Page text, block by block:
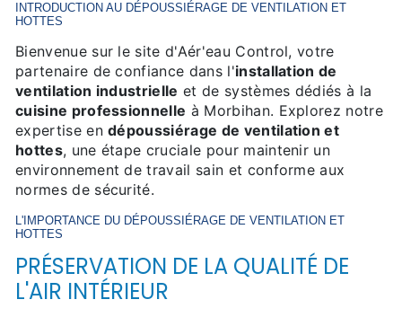
INTRODUCTION AU DÉPOUSSIÉRAGE DE VENTILATION ET
HOTTES
Bienvenue sur le site d'Aér'eau Control, votre
partenaire de confiance dans l'installation de
ventilation industrielle et de systèmes dédiés à la
cuisine professionnelle à Morbihan. Explorez notre
expertise endépoussiérage de ventilation et
hottes, une étape cruciale pour maintenir un
environnement de travail sain et conforme aux
normes de sécurité.
L'IMPORTANCE DU DÉPOUSSIÉRAGE DE VENTILATION ET
HOTTES
PRÉSERVATION DE LA QUALITÉ DE
L'AIR INTÉRIEUR